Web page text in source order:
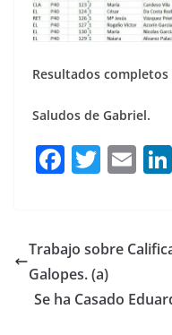
Resultados completos
Saludos de Gabriel.
F
a
e
b
o
T
w
te
r
E
m
l
Trabajo sobre
Galopes. (a)
Se ha Casado